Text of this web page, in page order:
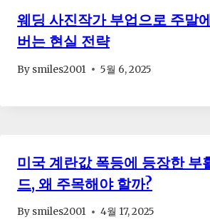
웨딩 사진작가 부업으로 주말
버는 현실 전략
By smiles2001 5월 6, 2025
미국 계란값 폭등에 등장한 부
드, 왜 주목해야 할까?
By smiles2001 4월 17, 2025